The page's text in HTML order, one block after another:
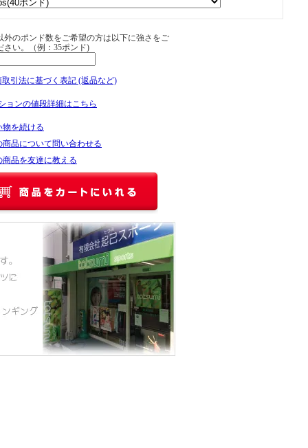
外のポンド数をご希望の方は以下に強さをご
さい。（例：35ポンド)
取引法に基づく表記 (返品など)
ョンの値段詳細はこちら
物を続ける
商品について問い合わせる
商品を友達に教える